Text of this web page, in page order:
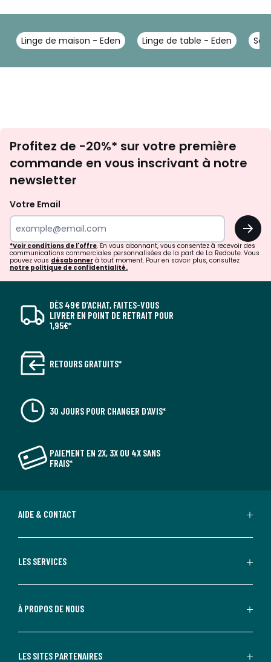
Linge de maison - Eden Linge de table - Eden
newsletter
Profitez de -20%* sur votre première
commande en vous inscrivant à notre
newsletter
Votre Email
OK
*Voir conditions de l'offre. En vous abonnant, vous consentez à recevoir des
communications commerciales personnalisées de la part de La Redoute. Vous
pouvez vous désabonner à tout moment. Pour en savoir plus, consultez
notre politique de confidentialité.
DÈS 49€ D’ACHAT, FAITES-VOUS
LIVRER EN POINT DE RETRAIT POUR
1,95€*
RETOURS GRATUITS*
30 JOURS POUR CHANGER D'AVIS*
PAIEMENT EN 2X, 3X OU 4X SANS
FRAIS*
AIDE & CONTACT
LES SERVICES
À PROPOS DE NOUS
LES SITES PARTENAIRES